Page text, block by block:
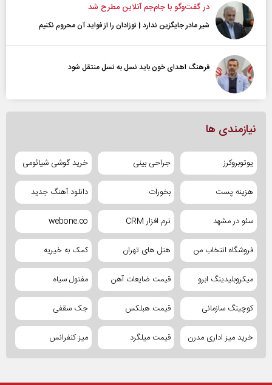
در گفت‌و‌گو با جام‌جم آنلاین مطرح شد
شیر مادر جایگزین ندارد | نوزادان را از فواید آن محروم نکنیم
فرهنگ اهدای خون باید نسل به نسل منتقل شود
نیازمندی ها
یوتوبروکرز جراحی بینی خرید گوشی شیائومی
هزینه پست بخورات دانلود آهنگ جدید
سئو در مشهد نرم افزار CRM webone.co
فروشگاه انتخاب من هتل های تهران کمک به خیریه
میکروبلیدینگ ابرو قیمت ضایعات آهن مفتول سیاه
کوچینگ سازمانی قیمت هبلکس جک سقفی
خرید میز اداری مدرن قیمت میلگرد میز کنفرانس